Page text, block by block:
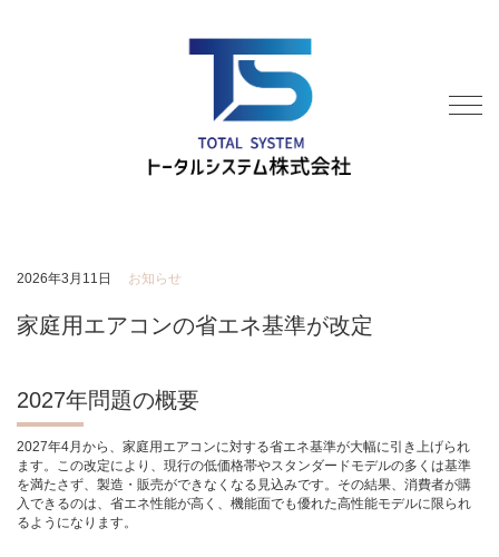
2026年3月11日 お知らせ
家庭用エアコンの省エネ基準が改定
2027年問題の概要
2027年4月から、家庭用エアコンに対する省エネ基準が大幅に引き上げられ
ます。この改定により、現行の低価格帯やスタンダードモデルの多くは基準
を満たさず、製造・販売ができなくなる見込みです。その結果、消費者が購
入できるのは、省エネ性能が高く、機能面でも優れた高性能モデルに限られ
るようになります。